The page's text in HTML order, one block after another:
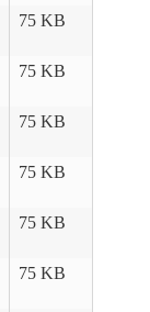
75 KB
75 KB
75 KB
75 KB
75 KB
75 KB